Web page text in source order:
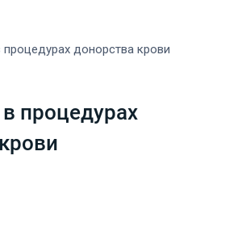
донорства крови
процедурах